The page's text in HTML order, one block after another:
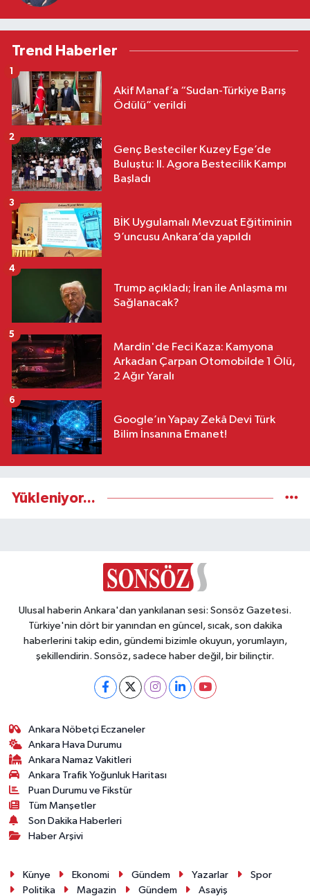
Trend Haberler
Akif Manaf’a “Sudan-Türkiye Barış
Ödülü” verildi
1
Genç Besteciler Kuzey Ege’de
Buluştu: II. Agora Bestecilik Kampı
Başladı
2
BİK Uygulamalı Mevzuat Eğitiminin
9’uncusu Ankara’da yapıldı
3
Trump açıkladı; İran ile Anlaşma mı
Sağlanacak?
4
Mardin'de Feci Kaza: Kamyona
Arkadan Çarpan Otomobilde 1 Ölü,
2 Ağır Yaralı
5
Google’ın Yapay Zekâ Devi Türk
Bilim İnsanına Emanet!
6
Yükleniyor...
Ulusal haberin Ankara'dan yankılanan sesi: Sonsöz Gazetesi.
Türkiye'nin dört bir yanından en güncel, sıcak, son dakika
haberlerini takip edin, gündemi bizimle okuyun, yorumlayın,
şekillendirin. Sonsöz, sadece haber değil, bir bilinçtir.
Ankara Nöbetçi Eczaneler
Ankara Hava Durumu
Ankara Namaz Vakitleri
Ankara Trafik Yoğunluk Haritası
Puan Durumu ve Fikstür
Tüm Manşetler
Son Dakika Haberleri
Haber Arşivi
Künye Ekonomi Gündem Yazarlar
Spor
Politika
Magazin Gündem
Asayiş